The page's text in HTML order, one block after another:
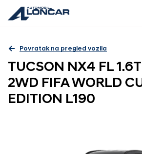
Povratak na pregled vozila
TUCSON NX4 FL
2WD FIFA WORLD
EDITION L190